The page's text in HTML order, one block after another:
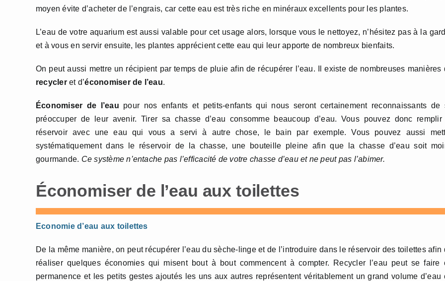
moyen évite d’acheter de l’engrais, car cette eau est très riche en minéraux excellents pour les plantes.
L’eau de votre aquarium est aussi valable pour cet usage alors, lorsque vous le nettoyez, n’hésitez pas à la
et à vous en servir ensuite, les plantes apprécient cette eau qui leur apporte de nombreux bienfaits.
On peut aussi mettre un récipient par temps de pluie afin de récupérer l’eau. Il existe de nombreuses manières
recycleret d’économiser de l’eau.
Économiser de l’eau pour nos enfants et petits-enfants qui nous seront certainement reconnaissants de
préoccuper de leur avenir. Tirer sa chasse d’eau consomme beaucoup d’eau. Vous pouvez donc
réservoir avec une eau qui vous a servi à autre chose, le bain par exemple. Vous pouvez aussi
systématiquement dans le réservoir de la chasse, une bouteille pleine afin que la chasse d’eau soit
gourmande. Ce système n’entache pas l’efficacité de votre chasse d’eau et ne peut pas l’abimer.
Économiser de l’eau aux toilettes
Economie d’eau aux toilettes
De la même manière, on peut récupérer l’eau du sèche-linge et de l’introduire dans le réservoir des toilettes afin
réaliser quelques économies qui misent bout à bout commencent à compter. Recycler l’eau peut se faire
permanence et les petits gestes ajoutés les uns aux autres représentent véritablement un grand volume d’eau